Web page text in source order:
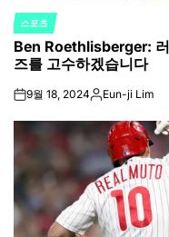
POSTED
IN
스포츠
Ben Roethlisberger:
즈를 고수하겠습니다
on9월 18, 2024Posted
Eun-ji Lim